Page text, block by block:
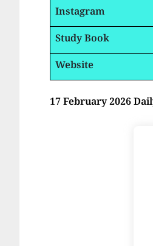
Instagram
Study Book
Website
17 February 2026